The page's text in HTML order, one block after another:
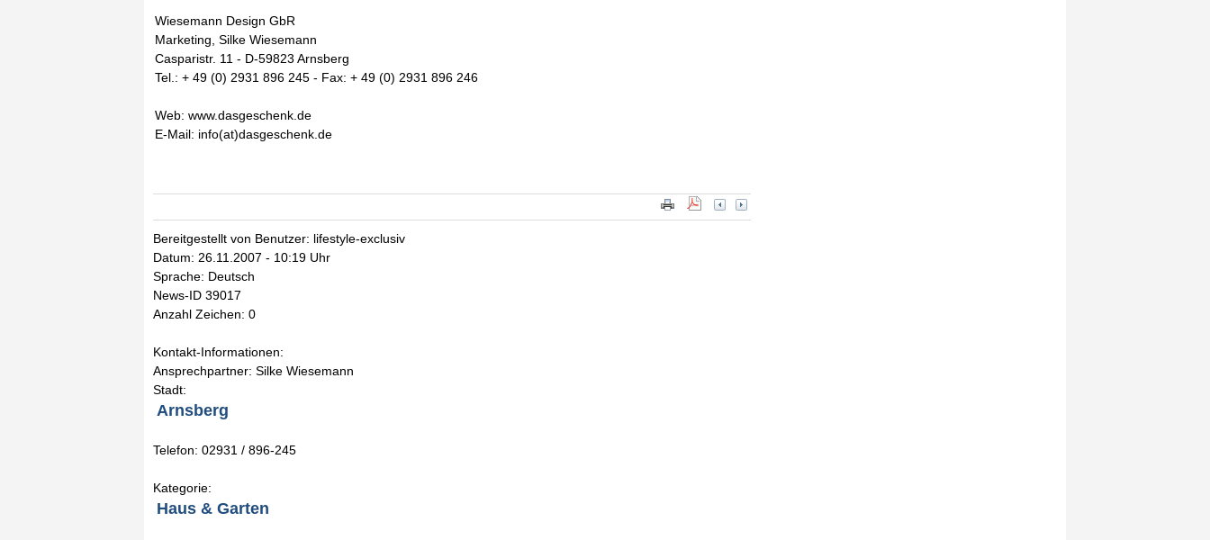
Wiesemann Design GbR
Marketing, Silke Wiesemann
Casparistr. 11 - D-59823 Arnsberg
Tel.: + 49 (0) 2931 896 245 - Fax: + 49 (0) 2931 896 246
Web: www.dasgeschenk.de
E-Mail: info(at)dasgeschenk.de
Bereitgestellt von Benutzer: lifestyle-exclusiv
Datum: 26.11.2007 - 10:19 Uhr
Sprache: Deutsch
News-ID 39017
Anzahl Zeichen: 0
Kontakt-Informationen:
Ansprechpartner: Silke Wiesemann
Stadt:
Arnsberg
Telefon: 02931 / 896-245
Kategorie:
Haus & Garten